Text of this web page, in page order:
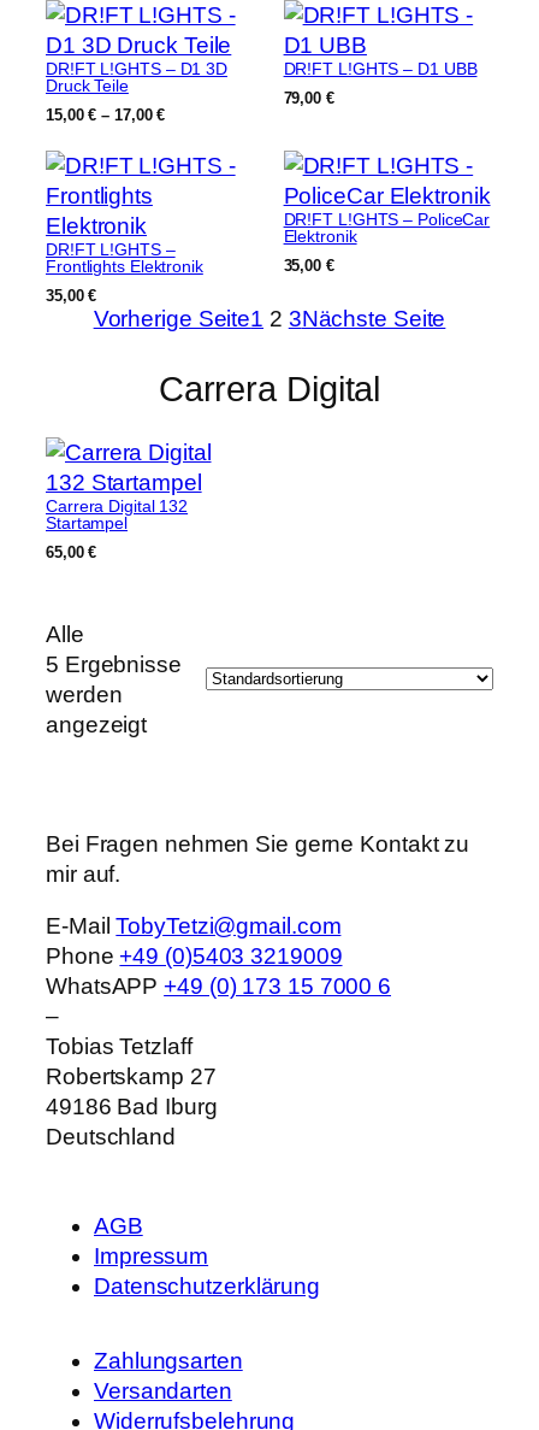
DR!FT L!GHTS – D1 3D
Druck Teile
15,00€ –17,00€Preisspanne:
17,00 €
DR!FT L!GHTS – D1 UBB
79,00 €
DR!FT L!GHTS –
Frontlights Elektronik
35,00€
DR!FT L!GHTS – PoliceCar
Elektronik
35,00 €
Vorherige Seite1 2 3Nächste Seite
Carrera Digital
Carrera Digital 132
Startampel
65,00€
Alle
5 Ergebnisse
werden
angezeigt
Bei Fragen nehmen Sie gerne Kontakt zu
mir auf.
E-MailTobyTetzi@gmail.com
Phone +49 (0)5403 3219009
WhatsAPP +49 (0) 173 15 7000 6
–
Tobias Tetzlaff
Robertskamp 27
49186 Bad Iburg
Deutschland
AGB
Impressum
Datenschutzerklärung
Zahlungsarten
Versandarten
Widerrufsbelehrung